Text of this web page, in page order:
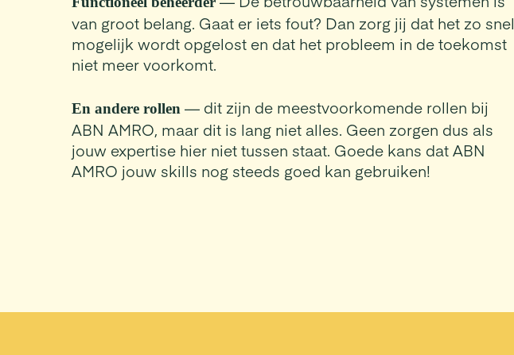
van groot belang. Gaat er iets fout? Dan zorg jij dat het zo snel
mogelijk wordt opgelost en dat het probleem in de toekomst
niet meer voorkomt.
En andere rollen — dit zijn de meestvoorkomende rollen bij
ABN AMRO, maar dit is lang niet alles. Geen zorgen dus als
jouw expertise hier niet tussen staat. Goede kans dat ABN
AMRO jouw skills nog steeds goed kan gebruiken!